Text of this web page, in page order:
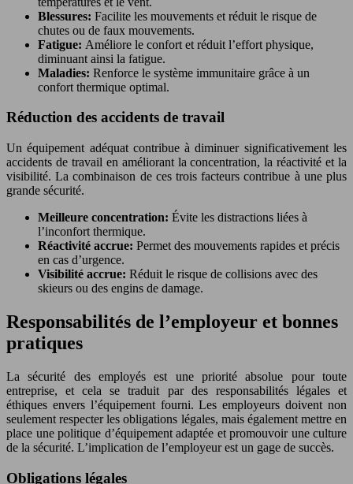
Blessures: Facilite les mouvements et réduit le risque de
chutes ou de faux mouvements.
Fatigue: Améliore le confort et réduit l’effort physique,
diminuant ainsi la fatigue.
Maladies: Renforce le système immunitaire grâce à un
confort thermique optimal.
Réduction des accidents de travail
Un équipement adéquat contribue à diminuer significativement les
accidents de travail en améliorant la concentration, la réactivité et la
visibilité. La combinaison de ces trois facteurs contribue à une plus
grande sécurité.
Meilleure concentration: Évite les distractions liées à
l’inconfort thermique.
Réactivité accrue: Permet des mouvements rapides et précis
en cas d’urgence.
Visibilité accrue: Réduit le risque de collisions avec des
skieurs ou des engins de damage.
Responsabilités de l’employeur et bonnes
pratiques
La sécurité des employés est une priorité absolue pour toute
entreprise, et cela se traduit par des responsabilités légales et
éthiques envers l’équipement fourni. Les employeurs doivent non
seulement respecter les obligations légales, mais également mettre en
place une politique d’équipement adaptée et promouvoir une culture
de la sécurité. L’implication de l’employeur est un gage de succès.
Obligations légales